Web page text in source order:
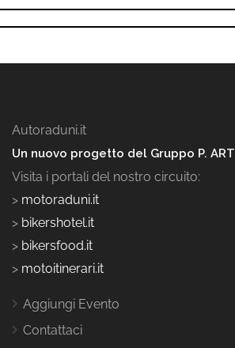
Autoraduni.it
Un nuovo progetto del Gruppo P. ART
Visita i portali del nostro circuito:
> motoraduni.it
> bikershotel.it
> bikersfood.it
> motoitinerari.it
Aggiungi Evento
Contattaci